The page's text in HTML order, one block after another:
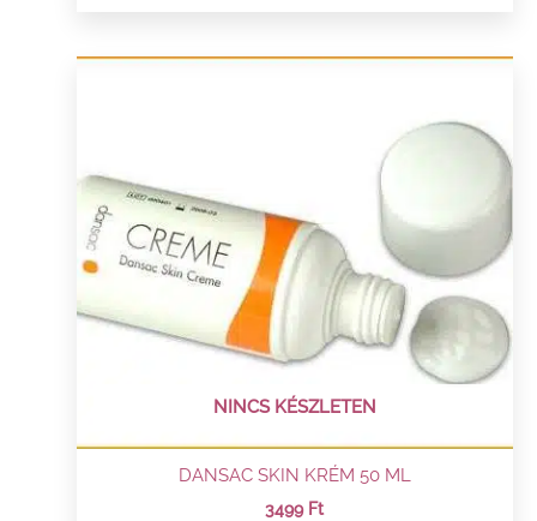
NINCS KÉSZLETEN
DANSAC SKIN KRÉM 50 ML
3499 Ft